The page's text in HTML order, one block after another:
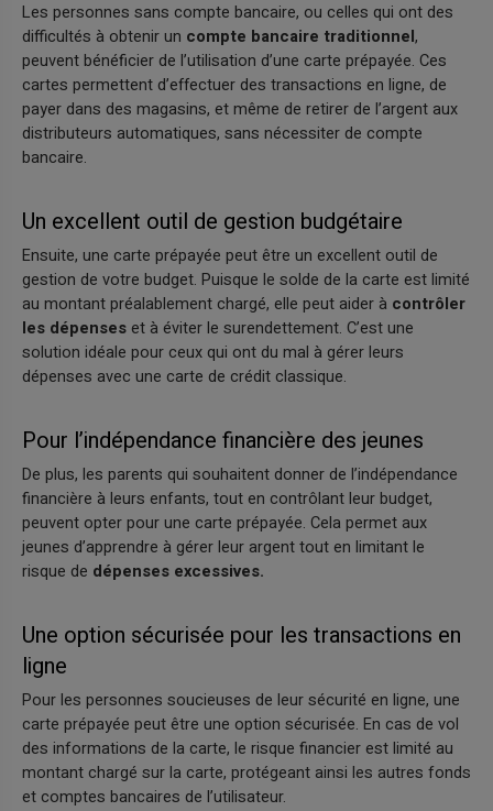
Les personnes sans compte bancaire, ou celles qui ont des
difficultés à obtenir un compte bancaire traditionnel,
peuvent bénéficier de l’utilisation d’une carte prépayée. Ces
cartes permettent d’effectuer des transactions en ligne, de
payer dans des magasins, et même de retirer de l’argent aux
distributeurs automatiques, sans nécessiter de compte
bancaire.
Un excellent outil de gestion budgétaire
Ensuite, une carte prépayée peut être un excellent outil de
gestion de votre budget. Puisque le solde de la carte est limité
au montant préalablement chargé, elle peut aider à contrôler
les dépenseset à éviter le surendettement. C’est une
solution idéale pour ceux qui ont du mal à gérer leurs
dépenses avec une carte de crédit classique.
Pour l’indépendance financière des jeunes
De plus, les parents qui souhaitent donner de l’indépendance
financière à leurs enfants, tout en contrôlant leur budget,
peuvent opter pour une carte prépayée. Cela permet aux
jeunes d’apprendre à gérer leur argent tout en limitant le
risque de dépenses excessives.
Une option sécurisée pour les transactions en
ligne
Pour les personnes soucieuses de leur sécurité en ligne, une
carte prépayée peut être une option sécurisée. En cas de vol
des informations de la carte, le risque financier est limité au
montant chargé sur la carte, protégeant ainsi les autres fonds
et comptes bancaires de l’utilisateur.